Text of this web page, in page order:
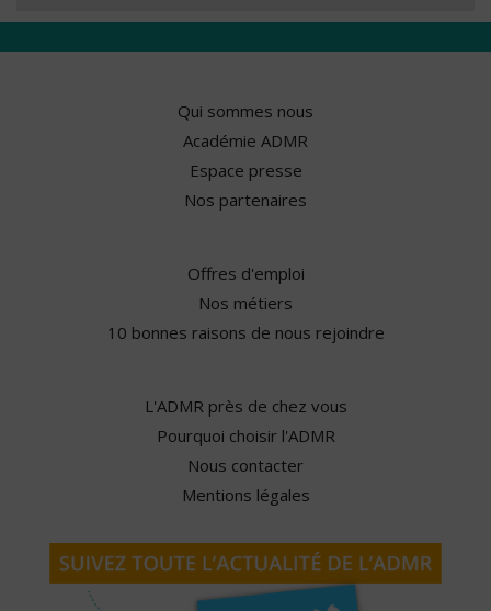
Qui sommes nous
Académie ADMR
Espace presse
Nos partenaires
Offres d'emploi
Nos métiers
10 bonnes raisons de nous rejoindre
L'ADMR près de chez vous
Pourquoi choisir l'ADMR
Nous contacter
Mentions légales